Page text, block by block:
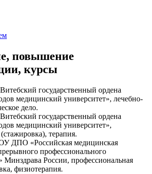
повышение
курсы
государственный ордена
медицинский университет», лечебно-
дело.
государственный ордена
медицинский университет»,
терапия.
ДПО «Российская медицинская
профессионального
Минздрава России, профессиональная
физиотерапия.